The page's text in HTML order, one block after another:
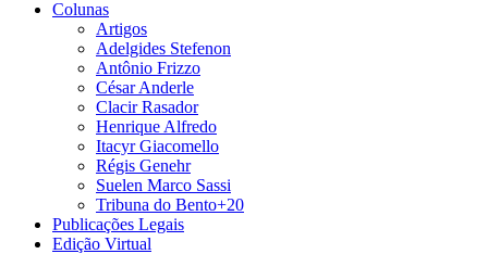
Colunas
Artigos
Adelgides Stefenon
Antônio Frizzo
César Anderle
Clacir Rasador
Henrique Alfredo
Itacyr Giacomello
Régis Genehr
Suelen Marco Sassi
Tribuna do Bento+20
Publicações Legais
Edição Virtual